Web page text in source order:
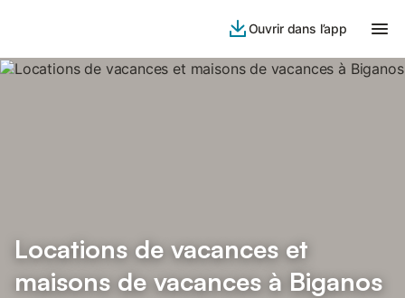
Ouvrir dans l’app
Locations de vacances et
maisons de vacances à Biganos